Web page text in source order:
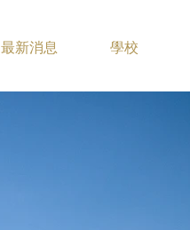
最新消息 學校